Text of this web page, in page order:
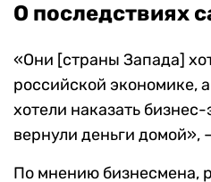
О последствиях
«Они [страны Запада]
российской экономике,
хотели наказать
вернули деньги домой»,
По мнению бизнесмена,